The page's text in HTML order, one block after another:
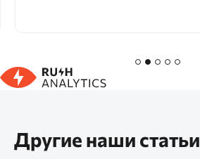
Другие наши статьи